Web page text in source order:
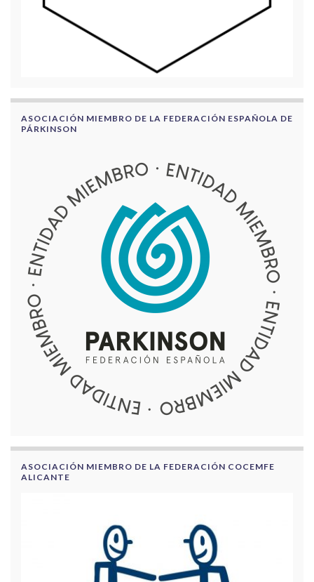
ASOCIACIÓN MIEMBRO DE LA FEDERACIÓN ESPAÑOLA DE
PÁRKINSON
ASOCIACIÓN MIEMBRO DE LA FEDERACIÓN COCEMFE
ALICANTE